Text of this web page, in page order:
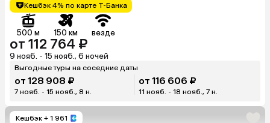
Кешбэк 4% по карте Т-Банка
500 м 150 км везде
от 112 764 ₽
9 нояб. - 15 нояб., 6 ночей
Выгодные туры на соседние даты
от 128 908 ₽
7 нояб. - 15 нояб., 8 н.
от 116 606 ₽
11 нояб. - 18 нояб., 7 н.
Кешбэк + 1 961